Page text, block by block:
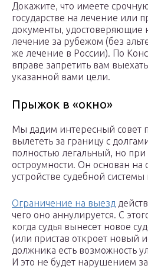
Докажите, что имеете
государстве на лечение или
документы, удостоверяющие
лечение за рубежом (без
же лечение в России). По
вправе запретить вам
указанной вами цели.
Прыжок в «окно»
Мы дадим интересный совет
вылететь за границу с
полностью легальный, но
остроумности. Он основан на
устройстве судебной
Ограничение на выезд
чего оно аннулируется. С
когда судья вынесет новое
(или пристав откроет новый
должника есть возможность
И это не будет нарушением